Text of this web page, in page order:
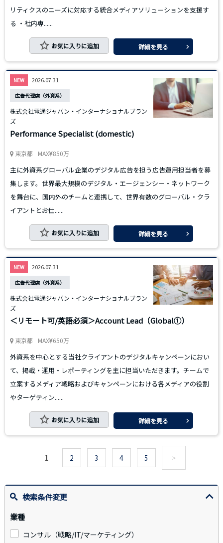
リティクスのニーズに対応する統合メディアソリューションを支援す
る ・社内専......
お気に入りに追加 詳細を見る
NEW 2026.07.31
広告代理店（外資系）
株式会社電通ジャパン・インターナショナルブラン
ズ
Performance Specialist (domestic)
東京都 MAX 850万
主に外資系グローバル企業のデジタル広告を担う広告運用担当者を募
集します。世界最大規模のデジタル・エージェンシー・ネットワーク
を舞台に、国内外のチームと連携して、世界有数のグローバル・クラ
イアントとお仕......
お気に入りに追加 詳細を見る
NEW 2026.07.31
広告代理店（外資系）
株式会社電通ジャパン・インターナショナルブラン
ズ
＜リモート可/英語必須＞Account Lead（Global①）
東京都 MAX 650万
外資系を中心とする当社クライアントのデジタルキャンペーンにおい
て、掲載・運用・レポーティングを主に担当いただきます。チームで
立案するメディア戦略およびキャンペーンにおける各メディアの役割
やターゲティン......
お気に入りに追加 詳細を見る
1 2 3 4 5 >
検索条件変更
業種
コンサル（戦略/IT/マーケティング）